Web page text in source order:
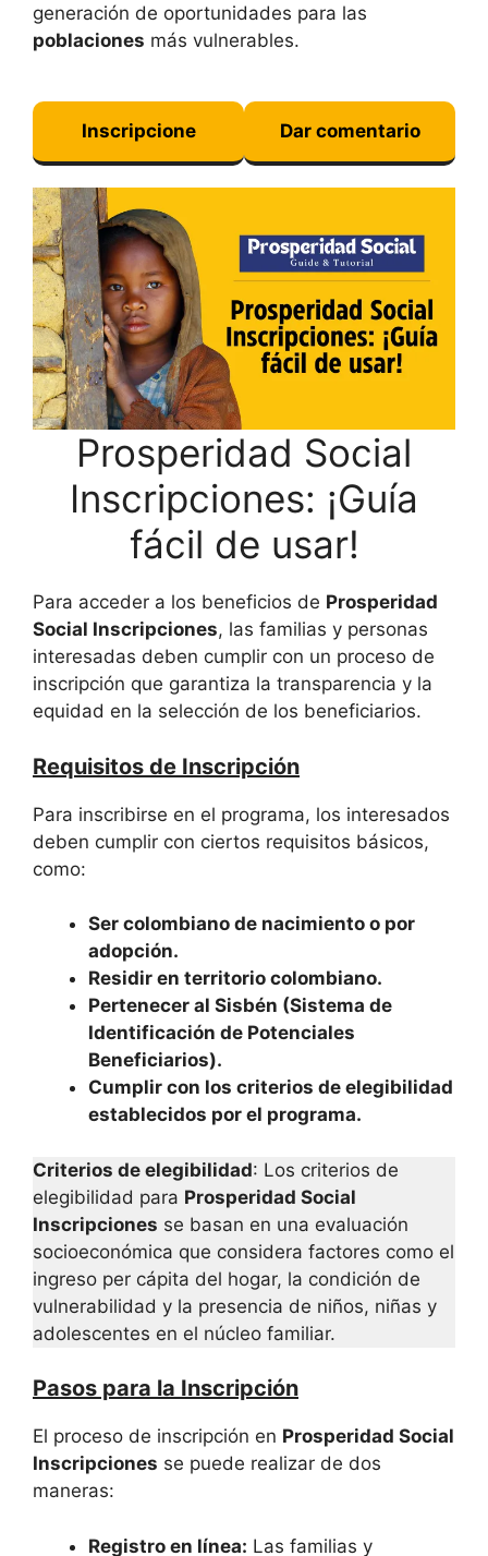
generación de oportunidades para las
poblaciones más vulnerables.
Inscripcione Dar comentario
Prosperidad Social
Inscripciones: ¡Guía
fácil de usar!
Para acceder a los beneficios de Prosperidad
Social Inscripciones, las familias y personas
interesadas deben cumplir con un proceso de
inscripción que garantiza la transparencia y la
equidad en la selección de los beneficiarios.
Requisitos de Inscripción
Para inscribirse en el programa, los interesados
deben cumplir con ciertos requisitos básicos,
como:
Ser colombiano de nacimiento o por
adopción.
Residir en territorio colombiano.
Pertenecer al Sisbén (Sistema de
Identificación de Potenciales
Beneficiarios).
Cumplir con los criterios de elegibilidad
establecidos por el programa.
Criterios de elegibilidad: Los criterios de
elegibilidad para Prosperidad Social
Inscripciones se basan en una evaluación
socioeconómica que considera factores como el
ingreso per cápita del hogar, la condición de
vulnerabilidad y la presencia de niños, niñas y
adolescentes en el núcleo familiar.
Pasos para la Inscripción
El proceso de inscripción en Prosperidad Social
Inscripciones se puede realizar de dos
maneras:
Registro en línea: Las familias y